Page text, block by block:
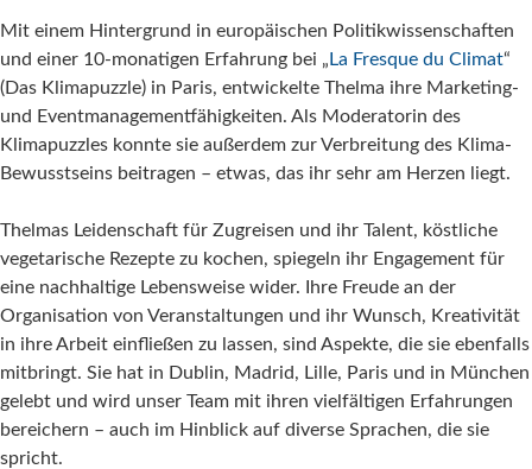
Mit einem Hintergrund in europäischen Politikwissenschaften
und einer 10-monatigen Erfahrung bei „ La Fresque du Climat“
(Das Klimapuzzle) in Paris, entwickelte Thelma ihre Marketing-
und Eventmanagementfähigkeiten. Als Moderatorin des
Klimapuzzles konnte sie außerdem zur Verbreitung des Klima-
Bewusstseins beitragen – etwas, das ihr sehr am Herzen liegt.
Thelmas Leidenschaft für Zugreisen und ihr Talent, köstliche
vegetarische Rezepte zu kochen, spiegeln ihr Engagement für
eine nachhaltige Lebensweise wider. Ihre Freude an der
Organisation von Veranstaltungen und ihr Wunsch, Kreativität
in ihre Arbeit einfließen zu lassen, sind Aspekte, die sie ebenfalls
mitbringt. Sie hat in Dublin, Madrid, Lille, Paris und in München
gelebt und wird unser Team mit ihren vielfältigen Erfahrungen
bereichern – auch im Hinblick auf diverse Sprachen, die sie
spricht.